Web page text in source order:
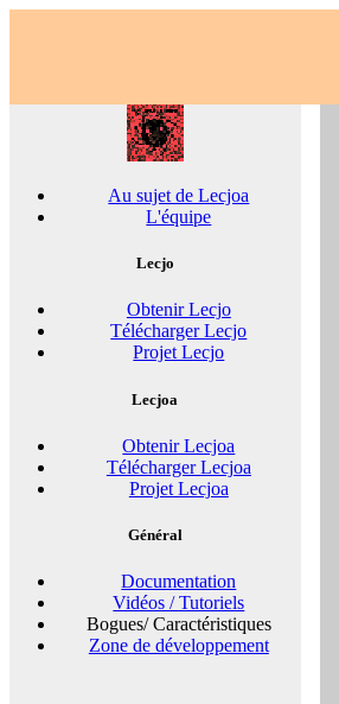
Au sujet de Lecjoa
L'équipe
Lecjo
Obtenir Lecjo
Télécharger Lecjo
Projet Lecjo
Lecjoa
Obtenir Lecjoa
Télécharger Lecjoa
Projet Lecjoa
Général
Documentation
Vidéos / Tutoriels
Bogues/ Caractéristiques
Zone de développement